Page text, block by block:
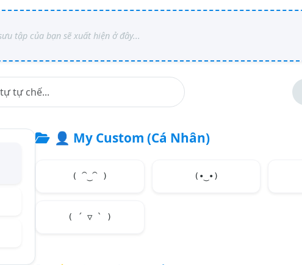
👤 My Custom (Cá Nhân)
( ⁀‿⁀ ) (•‿•)
( ´ ▽ ` )